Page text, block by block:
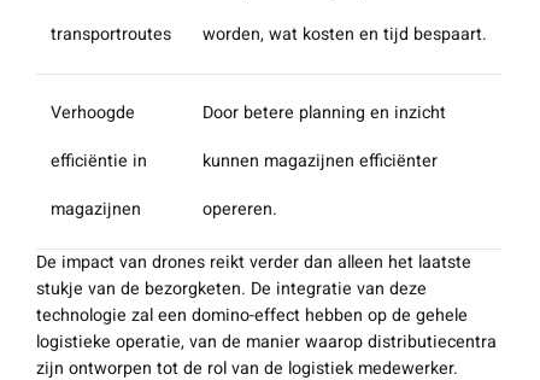
transportroutes
worden, wat kosten en tijd bespaart.
Verhoogde
efficiëntie in
magazijnen
Door betere planning en inzicht
kunnen magazijnen efficiënter
opereren.
De impact van drones reikt verder dan alleen het laatste
stukje van de bezorgketen. De integratie van deze
technologie zal een domino-effect hebben op de gehele
logistieke operatie, van de manier waarop distributiecentra
zijn ontworpen tot de rol van de logistiek medewerker.